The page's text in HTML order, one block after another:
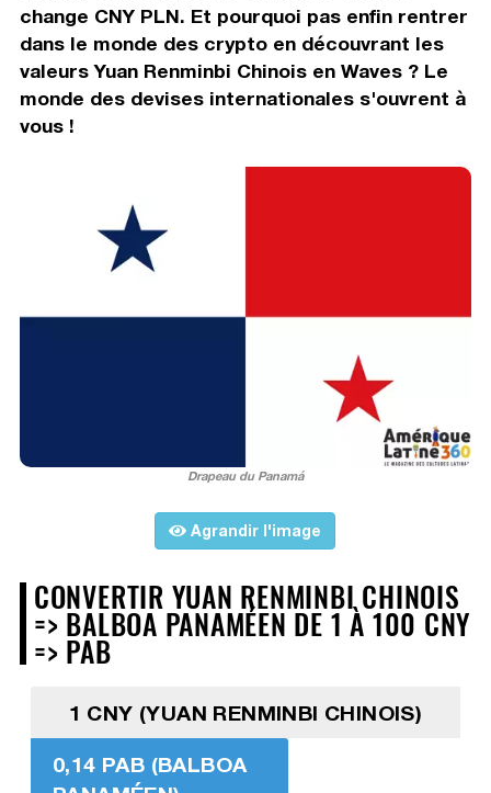
change CNY PLN. Et pourquoi pas enfin rentrer
dans le monde des crypto en découvrant les
valeurs Yuan Renminbi Chinois en Waves ? Le
monde des devises internationales s'ouvrent à
vous !
Drapeau du Panamá
Agrandir l'image
CONVERTIR YUAN RENMINBI CHINOIS
=> BALBOA PANAMÉEN DE 1 À 100 CNY
=> PAB
1 CNY (YUAN RENMINBI CHINOIS)
0,14 PAB (BALBOA